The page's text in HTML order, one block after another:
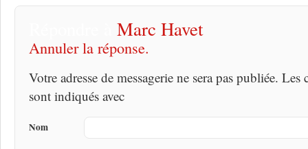
Marc Havet
Annuler la réponse.
Votre adresse de messagerie ne sera pas publiée.
sont indiqués avec
Nom